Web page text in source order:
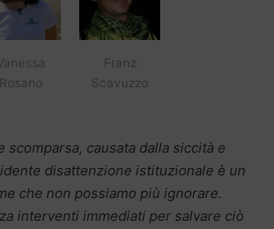
Rosano
Franz
Scavuzzo
scomparsa, causata dalla siccità e
disattenzione istituzionale è un
che non possiamo più ignorare.
interventi immediati per salvare ciò